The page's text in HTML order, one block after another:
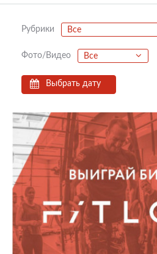
Рубрики Все
Фото/Видео Все
Выбрать дату